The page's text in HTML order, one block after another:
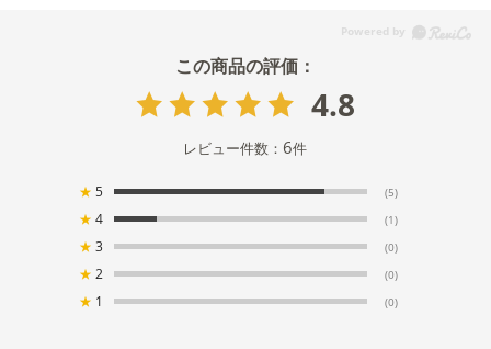
4.8
レビュー件数： 6件
★ 5 (5)
★ 4 (1)
★ 3 (0)
★ 2 (0)
★ 1 (0)